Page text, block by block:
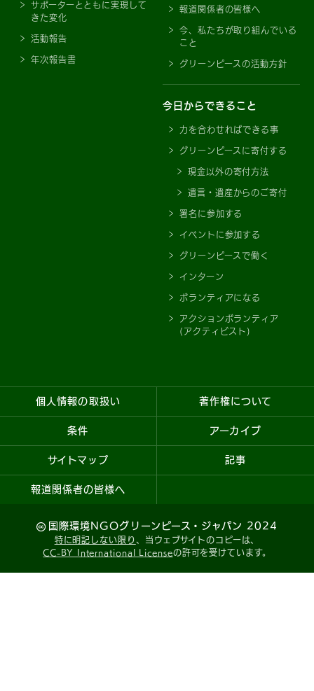
サポーターとともに実現して
きた変化
活動報告
年次報告書
報道関係者の皆様へ
今、私たちが取り組んでいる
こと
グリーンピースの活動方針
今日からできること
力を合わせればできる事
グリーンピースに寄付する
現金以外の寄付方法
遺言・遺産からのご寄付
署名に参加する
イベントに参加する
グリーンピースで働く
インターン
ボランティアになる
アクションボランティア
(アクティビスト)
個人情報の取扱い 著作権について
条件 アーカイブ
サイトマップ 記事
報道関係者の皆様へ
国際環境NGOグリーンピース・ジャパン 2024
特に明記しない限り 、当ウェブサイトのコピーは、
CC-BY International Licenseの許可を受けています。